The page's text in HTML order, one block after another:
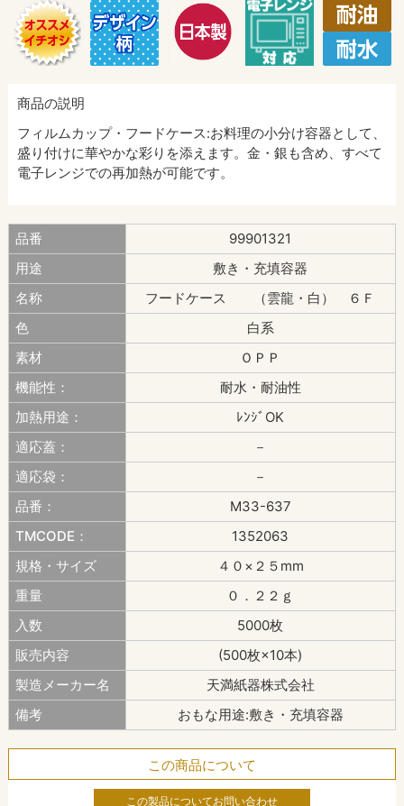
商品の説明
フィルムカップ・フードケース:お料理の小分け容器として、
盛り付けに華やかな彩りを添えます。金・銀も含め、すべて
電子レンジでの再加熱が可能です。
品番
99901321
用途
敷き・充填容器
名称
フードケース （雲龍・白） ６Ｆ
色
白系
素材
ＯＰＰ
機能性：
耐水・耐油性
加熱用途：
ﾚﾝｼﾞOK
適応蓋：
－
適応袋：
－
品番：
M33-637
TMCODE：
1352063
規格・サイズ
４０×２５mm
重量
０．２２ｇ
入数
5000枚
販売内容
(500枚×10本)
製造メーカー名
天満紙器株式会社
備考
おもな用途:敷き・充填容器
この商品について
この製品についてお問い合わせ